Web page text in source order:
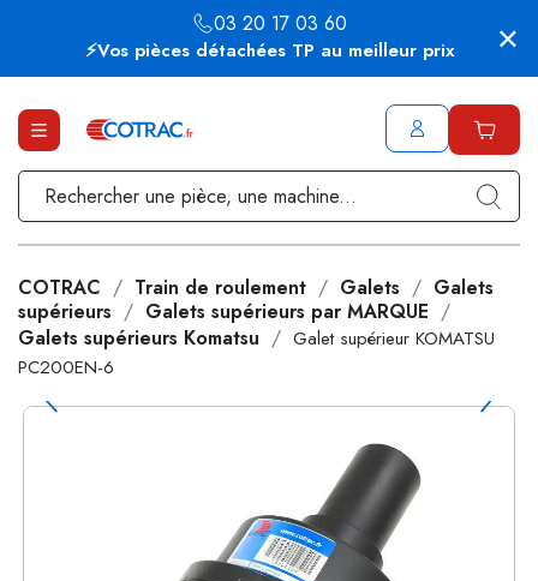
⚡Vos pièces détachées TP au meilleur prix
03 20 17 03 60
COTRAC Train de roulement Galets
Galets
supérieurs
Galets supérieurs par MARQUE
Galets supérieurs Komatsu
Galet supérieur KOMATSU
PC200EN-6